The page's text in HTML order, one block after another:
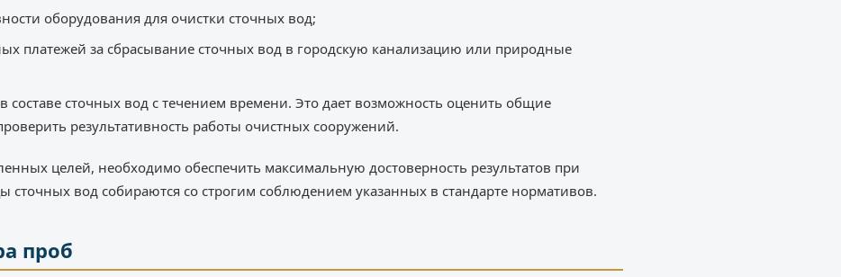
оборудования для очистки сточных вод;
платежей за сбрасывание сточных вод в городскую канализацию или природные
составе сточных вод с течением времени. Это дает возможность оценить общие
результативность работы очистных сооружений.
целей, необходимо обеспечить максимальную достоверность результатов при
сточных вод собираются со строгим соблюдением указанных в стандарте нормативов.
проб